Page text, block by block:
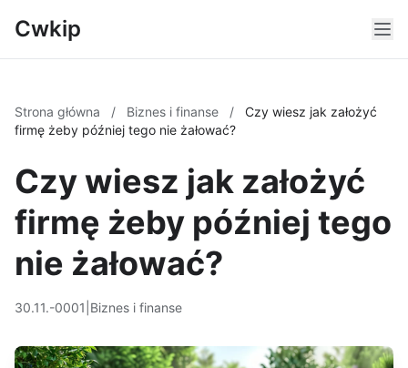
Cwkip
Strona główna / Biznes i finanse /
Czy wiesz jak założyć
firmę żeby później tego nie żałować?
Czy wiesz jak założyć
firmę żeby później tego
nie żałować?
30.11.-0001 Biznes i finanse